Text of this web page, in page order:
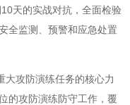
天的实战对抗，全面检验
全监测、预警和应急处置
大攻防演练任务的核心力
的攻防演练防守工作，覆